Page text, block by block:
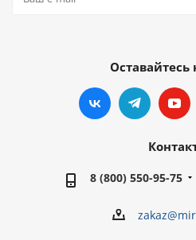
Оставайтесь
8 (800) 550-95-75